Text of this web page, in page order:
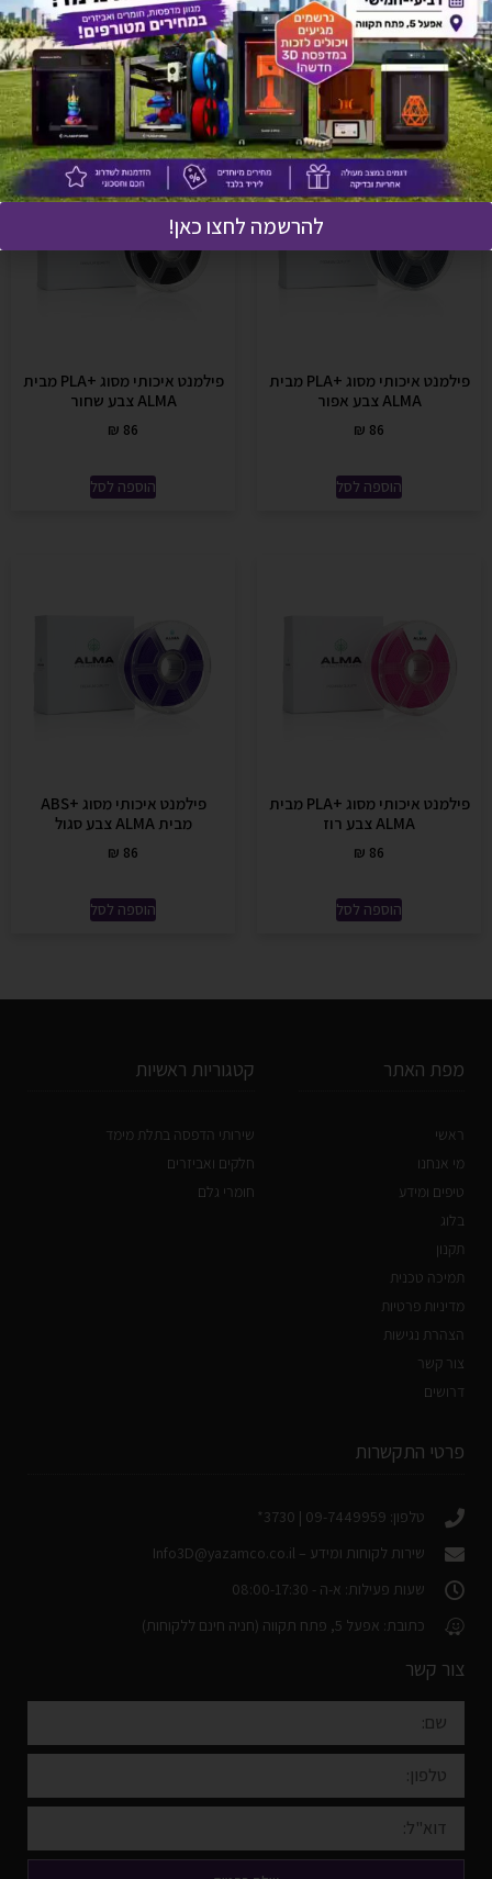
אולי יעניין אותך גם
פילמנט איכותי מסוג +PLA מבית
ALMA צבע אפור
₪ 86
הוספה לסל
פילמנט איכותי מסוג +PLA מבית
ALMA צבע שחור
₪ 86
הוספה לסל
פילמנט איכותי מסוג +PLA מבית
ALMA צבע רוז
₪ 86
הוספה לסל
פילמנט איכותי מסוג +ABS
מבית ALMA צבע סגול
₪ 86
הוספה לסל
מפת האתר
ראשי
מי אנחנו
טיפים ומידע
בלוג
תקנון
תמיכה טכנית
מדיניות פרטיות
הצהרת נגישות
צור קשר
דרושים
קטגוריות ראשיות
שירותי הדפסה בתלת מימד
חלקים ואביזרים
חומרי גלם
פרטי התקשרות
טלפון: 09-7449959 | 3730*
שירות לקוחות ומידע – Info3D@yazamco.co.il
שעות פעילות: א-ה - 08:00-17:30
כתובת: אפעל 5, פתח תקווה (חניה חינם ללקוחות)
צור קשר
להרשמה לחצו כאן!